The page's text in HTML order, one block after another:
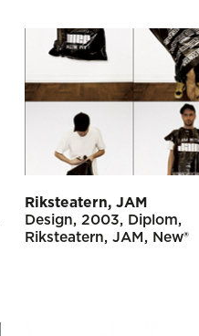
Riksteatern, JAM
Design
2003
Diplom
Riksteatern, JAM
New®